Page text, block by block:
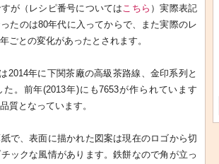
が（レシピ番号については こちら ）実際表記
たのは80年代に入ってからで、また実際のレ
ごとの変化があったとされます。
2014年に下関茶廠の高級茶路線、金印系列と
た。前年(2013年)にも7653が作られています
質となっています。
で、表面に描かれた図案は現在のロゴから切
ックな風情があります。鉄餅なので角が立っ